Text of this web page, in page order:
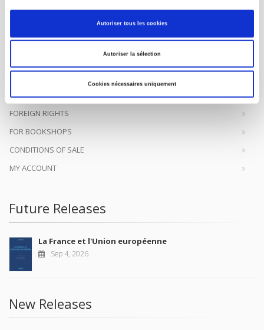
Autoriser tous les cookies
Autoriser la sélection
Cookies nécessaires uniquement
original research, to edit reference works for student use, and to
help public and political debate.continue
CONTACTS
FOREIGN RIGHTS
FOR BOOKSHOPS
CONDITIONS OF SALE
MY ACCOUNT
Future Releases
La France et l'Union européenne
Sep 4, 2026
New Releases